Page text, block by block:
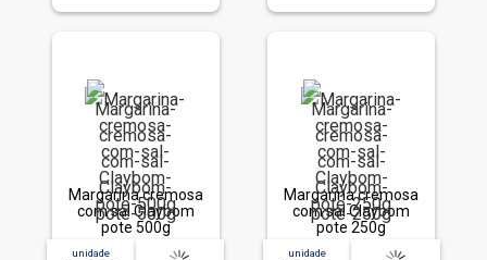
Margarina cremosa
com sal Claybom
pote 500g
unidade acima de
Margarina cremosa
com sal Claybom
pote 250g
unidade acima de